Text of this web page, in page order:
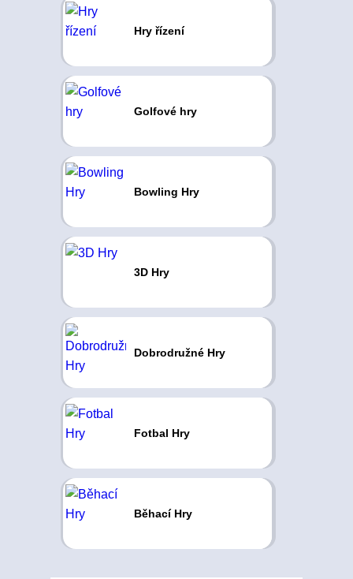
Hry řízení
Golfové hry
Bowling Hry
3D Hry
Dobrodružné Hry
Fotbal Hry
Běhací Hry